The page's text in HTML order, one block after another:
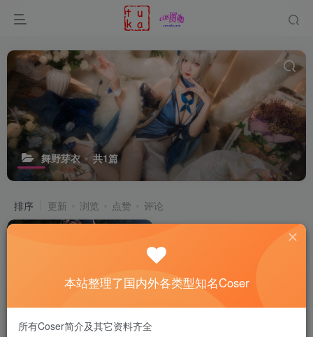
舞野芽衣 共1篇
排序 更新 浏览 点赞 评论
本站整理了国内外各类型知名Coser
所有Coser简介及其它资料齐全